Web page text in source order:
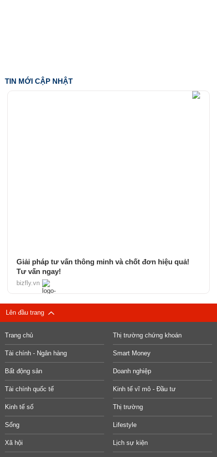
TIN MỚI CẬP NHẬT
Giải pháp tư vấn thông minh và chốt đơn hiệu quả!
Tư vấn ngay!
bizfly.vn
Lên đầu trang
Trang chủ Thị trường chứng khoán
Tài chính - Ngân hàng Smart Money
Bất động sản Doanh nghiệp
Tài chính quốc tế Kinh tế vĩ mô - Đầu tư
Kinh tế số Thị trường
Sống Lifestyle
Xã hội Lịch sự kiện